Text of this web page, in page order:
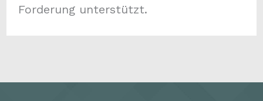
Forderung unterstützt.